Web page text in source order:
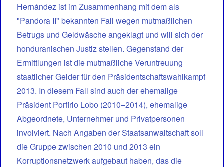
Hernández ist im Zusammenhang mit dem als
"Pandora II" bekannten Fall wegen mutmaßlichen
Betrugs und Geldwäsche angeklagt und will sich der
honduranischen Justiz stellen. Gegenstand der
Ermittlungen ist die mutmaßliche Veruntreuung
staatlicher Gelder für den Präsidentschaftswahlkampf
2013. In diesem Fall sind auch der ehemalige
Präsident Porfirio Lobo (2010–2014), ehemalige
Abgeordnete, Unternehmer und Privatpersonen
involviert. Nach Angaben der Staatsanwaltschaft soll
die Gruppe zwischen 2010 und 2013 ein
Korruptionsnetzwerk aufgebaut haben, das die